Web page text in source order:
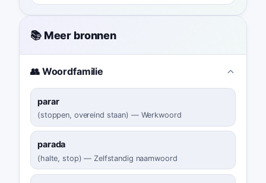
📚 Meer bronnen
👥 Woordfamilie
parar
(stoppen, overeind staan) — Werkwoord
parada
(halte, stop) —Zelfstandig naamwoord